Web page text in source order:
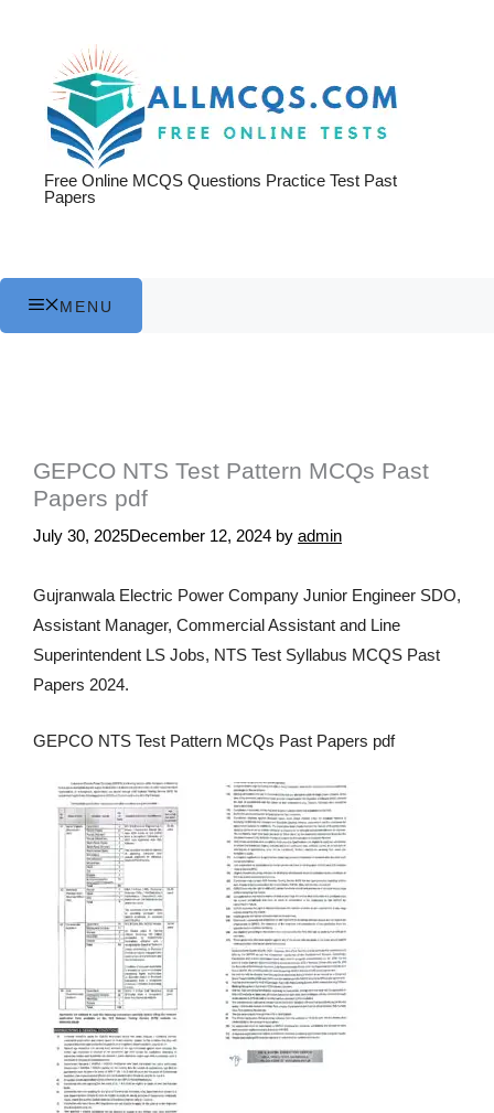
Free Online MCQS Questions Practice Test Past
Papers
MENU
GEPCO NTS Test Pattern MCQs Past
Papers pdf
July 30, 2025December 12, 2024 by admin
Gujranwala Electric Power Company Junior Engineer SDO,
Assistant Manager, Commercial Assistant and Line
Superintendent LS Jobs, NTS Test Syllabus MCQS Past
Papers 2024.
GEPCO NTS Test Pattern MCQs Past Papers pdf